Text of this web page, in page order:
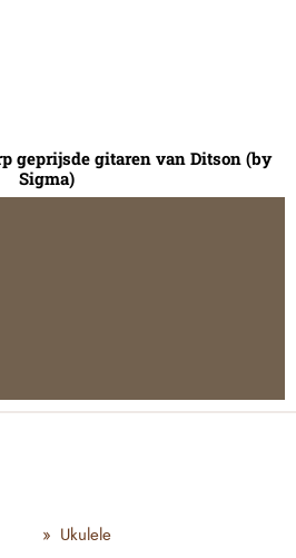
geprijsde gitaren van Ditson (by
Sigma)
Ukulele